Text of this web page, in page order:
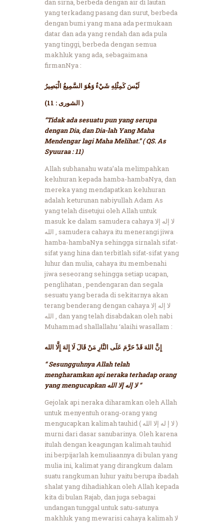
dan sirna, berbeda dengan air di lautan
yang terkadang pasang dan surut, berbeda
dengan bumi yang mana ada permukaan
datar dan ada yang rendah dan ada pula
yang tinggi, berbeda dengan semua
makhluk yang ada, sebagaimana
firmanNya :
لَيْسَ كَمِثْلِهِ شَيْءٌ وَهُوَ السَّمِيعُ الْبَصِيرُ
(الشورى : 11 )
“Tidak ada sesuatu pun yang serupa
dengan Dia, dan Dia-lah Yang Maha
Mendengar lagi Maha Melihat.” ( QS. As
Syuuraa : 11)
Allah subhanahu wata’ala melimpahkan
keluhuran kepada hamba-hambaNya, dan
mereka yang mendapatkan keluhuran
adalah keturunan nabiyullah Adam As
yang telah disetujui oleh Allah untuk
masuk ke dalam samudera cahaya لا إله إلا
الله , samudera cahaya itu menerangi jiwa
hamba-hambaNya sehingga sirnalah sifat-
sifat yang hina dan terbitlah sifat-sifat yang
luhur dan mulia, cahaya itu membenahi
jiwa seseorang sehingga setiap ucapan,
penglihatan , pendengaran dan segala
sesuatu yang berada di sekitarnya akan
terang benderang dengan cahaya لا إله إلا
الله , dan yang telah disabdakan oleh nabi
Muhammad shallallahu ‘alaihi wasallam :
إِنَّ اللهَ قَدْ حَرَّمَ عَلَى النَّارِ مَنْ قَالَ لَا إِلهَ إِلَّا الله
“ Sesungguhnya Allah telah
mengharamkan api neraka terhadap orang
yang mengucapkan لا إله إلا الله “
Gejolak api neraka diharamkan oleh Allah
untuk menyentuh orang-orang yang
mengucapkan kalimah tauhid ( لا إ له إلا الله )
murni dari dasar sanubarinya. Oleh karena
itulah dengan keagungan kalimah tauhid
ini berpijarlah kemuliaannya di bulan yang
mulia ini, kalimat yang dirangkum dalam
suatu rangkuman luhur yaitu berupa ibadah
shalat yang dihadiahkan oleh Allah kepada
kita di bulan Rajab, dan juga sebagai
undangan tunggal untuk satu-satunya
makhluk yang mewarisi cahaya kalimah لا